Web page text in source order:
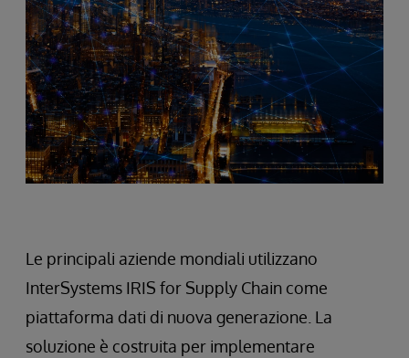
Le principali aziende mondiali utilizzano
InterSystems IRIS for Supply Chain come
piattaforma dati di nuova generazione. La
soluzione è costruita per implementare